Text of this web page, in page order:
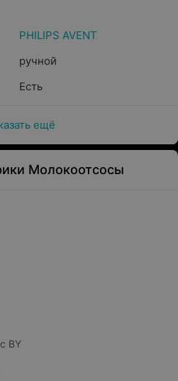
PHILIPS AVENT
ручной
Есть
ещё
Молокоотсосы
BY